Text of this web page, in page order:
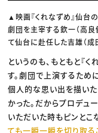
▲映画『くれなずめ』仙台
劇団を主宰する欽一（高良
て仙台に赴任した吉雄（成
というのも、もともと『
す。劇団で上演するため
個人的な思い出を描いた
かった。だからプロデュ
いただいた時もピンとこ
ても一瞬一瞬を切り取る